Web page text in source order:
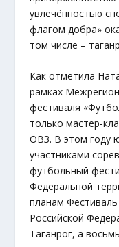
увлечённостью
флагом добра»
том числе –
Как отметила
рамках
фестиваля
только мастер-
ОВЗ. В этом году
участниками
футбольный
Федеральной
планам
Российской
Таганрог, а